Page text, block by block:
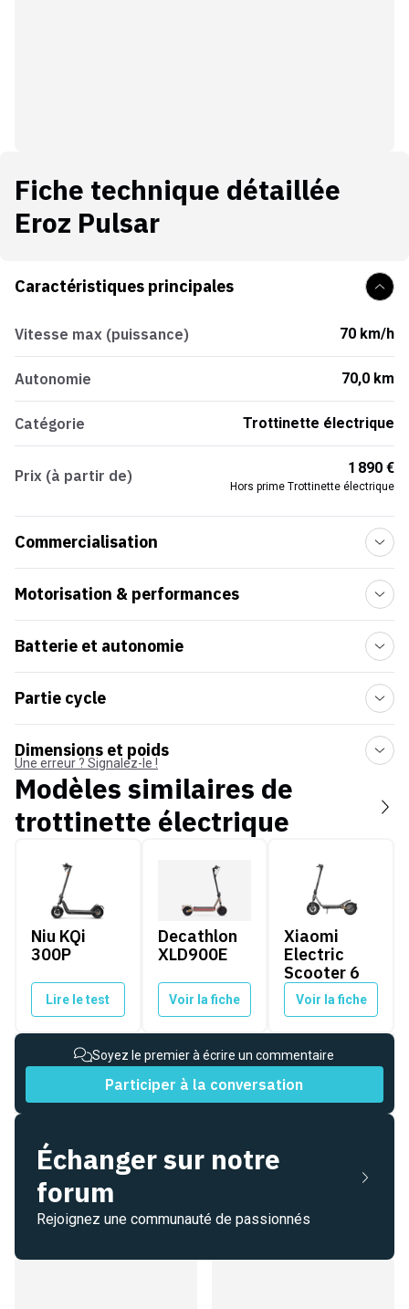
Fiche technique détaillée
Eroz Pulsar
Caractéristiques principales
Vitesse max (puissance) 70 km/h
Autonomie 70,0 km
Catégorie Trottinette électrique
Prix (à partir de) 1 890 €
Hors prime Trottinette électrique
Commercialisation
Motorisation & performances
Batterie et autonomie
Partie cycle
Dimensions et poids
Une erreur ? Signalez-le !
Modèles similaires de
trottinette électrique
Niu KQi 300P
Niu KQi
300P
Lire le test
Decathlon XLD900E
Decathlon
XLD900E
Voir la fiche
Xiaomi Electric
Xiaomi
Electric
Scooter 6
Voir la fiche
Soyez le premier à écrire un commentaire
Participer à la conversation
Échanger sur notre
forum
Rejoignez une communauté de passionnés